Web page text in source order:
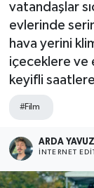
vatandaşlar
evlerinde
hava yerini
içeceklere ve
keyifli
#Film
ARDA YAVUZ
İNTERNET
SPOR
RESMİ